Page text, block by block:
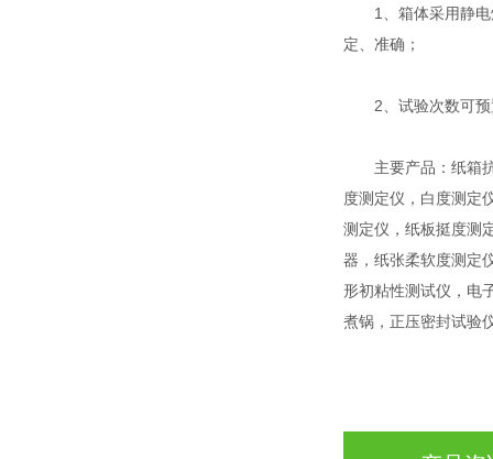
1、箱体采用静电烤
定、准确；
2、试验次数可预
主要产品：纸箱抗
度测定仪，白度测定
测定仪，纸板挺度测
器，纸张柔软度测定
形初粘性测试仪，电
煮锅，正压密封试验